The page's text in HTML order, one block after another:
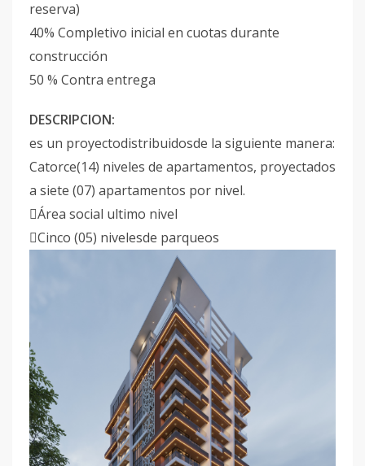
reserva)
40% Completivo inicial en cuotas durante
construcción
50 % Contra entrega
DESCRIPCION:
es un proyectodistribuidosde la siguiente manera:
Catorce(14) niveles de apartamentos, proyectados
a siete (07) apartamentos por nivel.
Área social ultimo nivel
Cinco (05) nivelesde parqueos